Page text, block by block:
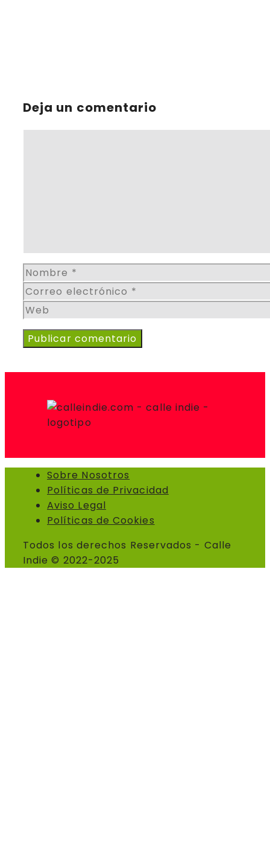
Deja un comentario
Nombre
Correo
electrónico
Web
Sobre Nosotros
Políticas de Privacidad
Aviso Legal
Políticas de Cookies
Todos los derechos Reservados - Calle
Indie © 2022-2025